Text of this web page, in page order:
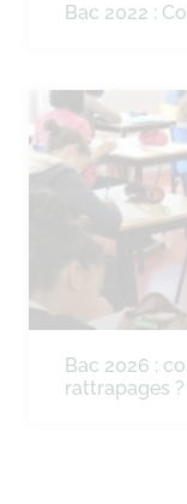
Bac 2022 :
Bac 2026 :
rattrapages ?